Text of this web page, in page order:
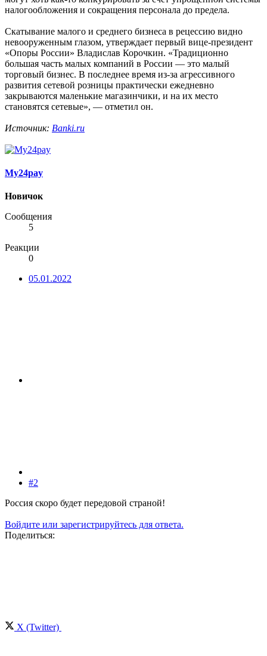
налогообложения и сокращения персонала до предела.
Скатывание малого и среднего бизнеса в рецессию видно
невооруженным глазом, утверждает первый вице-президент
«Опоры России» Владислав Корочкин. «Традиционно
большая часть малых компаний в России — это малый
торговый бизнес. В последнее время из-за агрессивного
развития сетевой розницы практически ежедневно
закрываются маленькие магазинчики, и на их место
становятся сетевые», — отметил он.
Источник: Banki.ru
My24pay
Новичок
Сообщения
5
Реакции
0
05.01.2022
#2
Россия скоро будет передовой страной!
Войдите или зарегистрируйтесь для ответа.
Поделиться:
X (Twitter)